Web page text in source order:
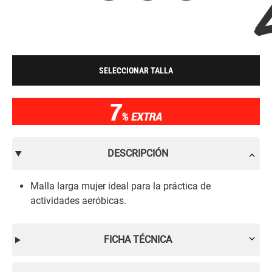
SELECCIONAR TALLA
DESCRIPCIÓN
Malla larga mujer ideal para la práctica de
actividades aeróbicas.
FICHA TÉCNICA